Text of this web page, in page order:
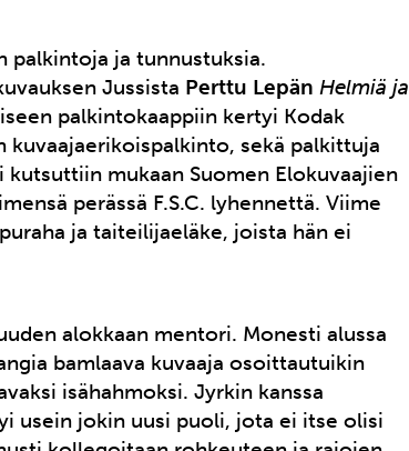
palkintoja ja tunnustuksia.
Jussista Perttu Lepän Helmiä ja
palkintokaappiin kertyi Kodak
kuvaajaerikoispalkinto, sekä palkittuja
mukaan Suomen Elokuvaajien
perässä F.S.C. lyhennettä. Viime
ja taiteilijaeläke, joista hän ei
alokkaan mentori. Monesti alussa
bamlaava kuvaaja osoittautuikin
isähahmoksi. Jyrkin kanssa
usein jokin uusi puoli, jota ei itse olisi